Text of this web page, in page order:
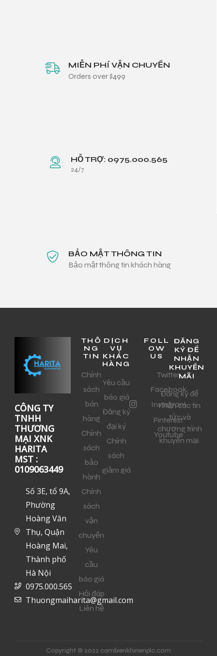
MIỄN PHÍ VẬN CHUYỂN
Orders over $499
HỖ TRỢ: 0975.000.565
24/7
BẢO MẬT THÔNG TIN
Bảo mật thông tin khách hàng
CÔNG TY
TNHH
THƯƠNG
MẠI XNK
HARITA
MST :
0109063449
Số 3E, tổ 9A,
Phường
Hoàng Văn
Thụ, Quận
Hoàng Mai,
Thành phố
Hà Nội
0975.000.565
Thuongmaiharita@gmail.com
THÔ
NG
TIN
Chính
sách
bán
hàng
Chính
sách
bảo
hành
Chính
sách
vận
chuyển
Yêu
cầu
báo giá
Hỏi đáp
Liên hệ
DỊCH
VỤ
KHÁC
HÀNG
Yêu cầu
báo giá
Đăng ký
đại ký
Chính
sách
giảm giá
FOLL
OW
US
Twitter
Facebook
Instagram
Pinterest
Youtube
ĐĂNG
KÝ ĐỂ
NHẬN
KHUYẾN
MÃI
Đăng ký để
nhận các tin
tức và
chương trình
khuyến mại.
Copyright © 2022 cambienkhinenplc.com